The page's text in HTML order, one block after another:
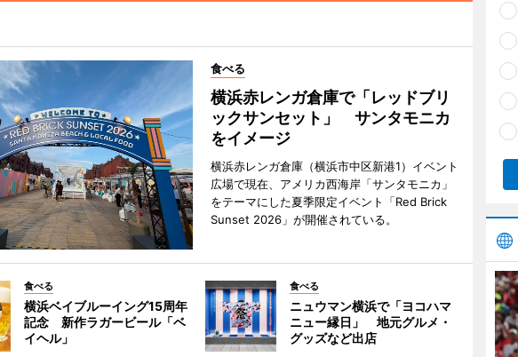
食べる
横浜赤レンガ倉庫で「レッドブリ
ックサンセット」 サンタモニカ
をイメージ
横浜赤レンガ倉庫（横浜市中区新港1）イベント
広場で現在、アメリカ西海岸「サンタモニカ」
をテーマにした夏季限定イベント「Red Brick
Sunset 2026」が開催されている。
食べる
横浜ベイブルーイング15周年
記念 新作ラガービール「ベ
イヘル」
食べる
ニュウマン横浜で「ヨコハマ
ニュー縁日」 地元グルメ・
グッズなど出店